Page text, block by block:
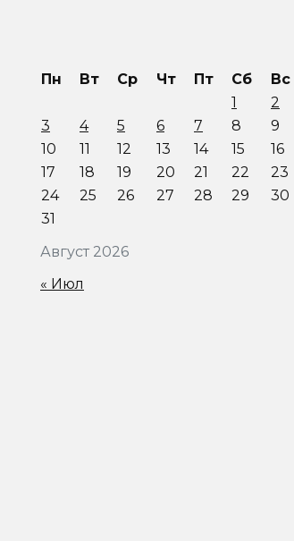
Август 2026
Пн Вт Ср Чт Пт Сб
Вс
1
2
3
4 5 6 7 8
9
10
11 12 13 14 15
16
17
18 19 20 21 22
23
24
25 26 27 28 29
30
31
« Июл